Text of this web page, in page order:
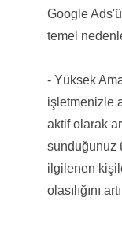
Google
temel
- Yüksek
işletmenizle
aktif olarak
sunduğunuz
ilgilenen
olasılığını